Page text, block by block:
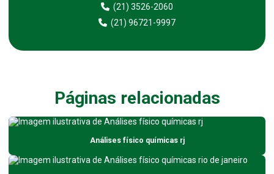
Análise de água purificada
Análise de água de represas
Análise de água de rios
Análise de água de rios para indústrias
Análise de água em sp
(21) 3526-2060
(21) 96721-9997
Páginas relacionadas
Análises físico químicas rj